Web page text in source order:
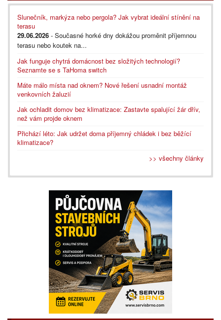
Slunečník, markýza nebo pergola? Jak vybrat ideální stínění na
terasu
29.06.2026 - Současné horké dny dokážou proměnit příjemnou
terasu nebo koutek na...
Jak funguje chytrá domácnost bez složitých technologií?
Seznamte se s TaHoma switch
Máte málo místa nad oknem? Nové řešení usnadní montáž
venkovních žaluzií
Jak ochladit domov bez klimatizace: Zastavte spalující žár dřív,
než vám projde oknem
Přichází léto: Jak udržet doma příjemný chládek i bez běžící
klimatizace?
>> všechny články